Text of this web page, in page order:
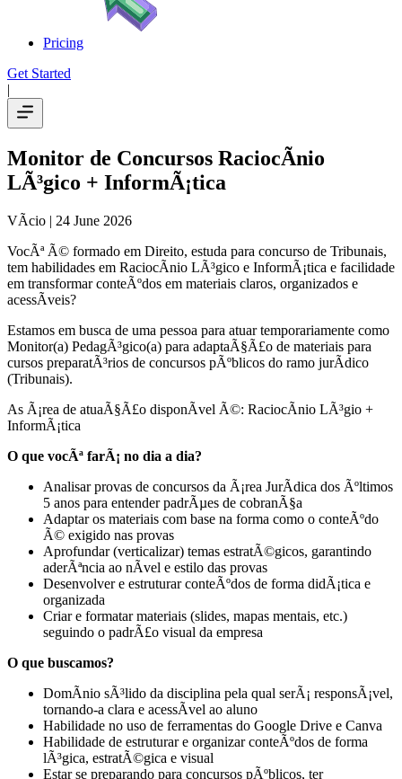
Pricing
Get Started
|
Monitor de Concursos RaciocÃ­nio
LÃ³gico + InformÃ¡tica
VÃ­cio | 24 June 2026
VocÃª Ã© formado em Direito, estuda para concurso de Tribunais,
tem habilidades em RaciocÃ­nio LÃ³gico e InformÃ¡tica e facilidade
em transformar conteÃºdos em materiais claros, organizados e
acessÃ­veis?
Estamos em busca de uma pessoa para atuar temporariamente como
Monitor(a) PedagÃ³gico(a) para adaptaÃ§Ã£o de materiais para
cursos preparatÃ³rios de concursos pÃºblicos do ramo jurÃ­dico
(Tribunais).
As Ã¡rea de atuaÃ§Ã£o disponÃ­vel Ã©: RaciocÃ­nio LÃ³gio +
InformÃ¡tica
O que vocÃª farÃ¡ no dia a dia?
Analisar provas de concursos da Ã¡rea JurÃ­dica dos Ãºltimos
5 anos para entender padrÃµes de cobranÃ§a
Adaptar os materiais com base na forma como o conteÃºdo
Ã© exigido nas provas
Aprofundar (verticalizar) temas estratÃ©gicos, garantindo
aderÃªncia ao nÃ­vel e estilo das provas
Desenvolver e estruturar conteÃºdos de forma didÃ¡tica e
organizada
Criar e formatar materiais (slides, mapas mentais, etc.)
seguindo o padrÃ£o visual da empresa
O que buscamos?
DomÃ­nio sÃ³lido da disciplina pela qual serÃ¡ responsÃ¡vel,
tornando-a clara e acessÃ­vel ao aluno
Habilidade no uso de ferramentas do Google Drive e Canva
Habilidade de estruturar e organizar conteÃºdos de forma
lÃ³gica, estratÃ©gica e visual
Estar se preparando para concursos pÃºblicos, ter